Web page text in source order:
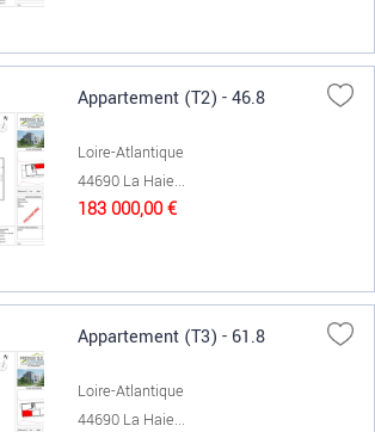
Appartement (T2) - 46.8
Loire-Atlantique
44690 La Haie...
183 000,00 €
Appartement (T3) - 61.8
Loire-Atlantique
44690 La Haie...